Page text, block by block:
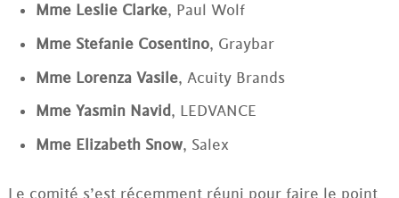
Mme Leslie Clarke, Paul Wolf
Mme Stefanie Cosentino, Graybar
Mme Lorenza Vasile, Acuity Brands
Mme Yasmin Navid, LEDVANCE
Mme Elizabeth Snow, Salex
Le comité s’est récemment réuni pour faire le point